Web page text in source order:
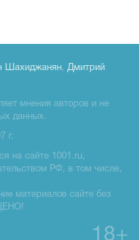
Шахиджанян, Дмитрий
мнения авторов и не
данных.
г.
на сайте 1001.ru,
РФ, в том числе,
материалов сайте без
18+